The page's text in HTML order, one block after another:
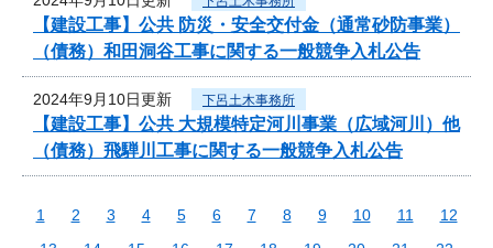
【建設工事】公共 防災・安全交付金（通常砂防事業）
（債務）和田洞谷工事に関する一般競争入札公告
2024年9月10日更新 下呂土木事務所
【建設工事】公共 大規模特定河川事業（広域河川）他
（債務）飛騨川工事に関する一般競争入札公告
1 2 3 4 5 6 7 8 9 10 11
12